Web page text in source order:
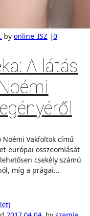
by online_ISZ |0
A látás
Vakfoltok című
európai összeomlását
csekély számú
míg a prágai...